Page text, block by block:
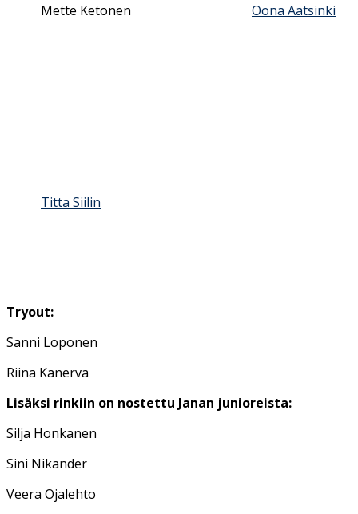
Mette Ketonen Oona Aatsinki
Titta Siilin
Tryout:
Sanni Loponen
Riina Kanerva
Lisäksi rinkiin on nostettu Janan junioreista:
Silja Honkanen
Sini Nikander
Veera Ojalehto